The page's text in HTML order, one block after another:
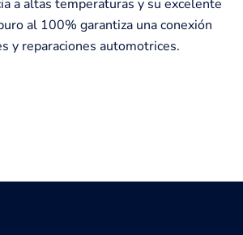
a altas temperaturas y su excelente
al 100% garantiza una conexión
y reparaciones automotrices.